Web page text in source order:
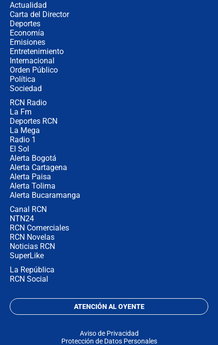
Actualidad
Carta del Director
Deportes
Economía
Emisiones
Entretenimiento
Internacional
Orden Público
Política
Sociedad
RCN Radio
La Fm
Deportes RCN
La Mega
Radio 1
El Sol
Alerta Bogotá
Alerta Cartagena
Alerta Paisa
Alerta Tolima
Alerta Bucaramanga
Canal RCN
NTN24
RCN Comerciales
RCN Novelas
Noticias RCN
SuperLike
La República
RCN Social
ATENCIÓN AL OYENTE
Aviso de Privacidad
Protección de Datos Personales